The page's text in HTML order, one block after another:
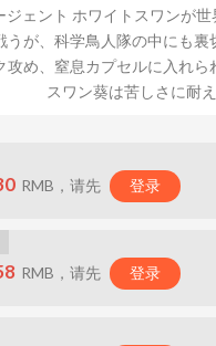
ェント ホワイトスワンが
が、科学鳥人隊の中にも
攻め、窒息カプセルに入れ
スワン葵は苦しさに耐
RMB，请先 登录
RMB，请先 登录